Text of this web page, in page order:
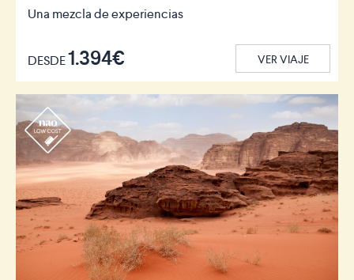
Una mezcla de experiencias
DESDE1.394€ VER VIAJE
r